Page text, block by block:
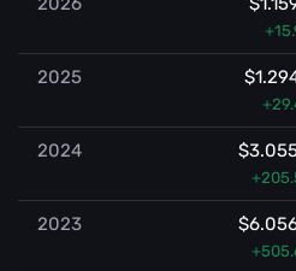
2025
2024
2023